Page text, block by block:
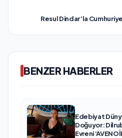
Resul Dindar’la
BENZER HABERLER
Edebiyat
Doğuyor:
Evreni